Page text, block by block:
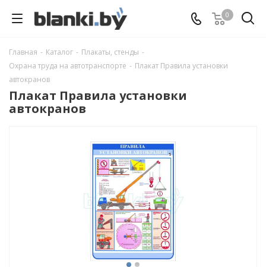
0
Главная - Каталог - Плакаты, стенды -
Охрана труда на автотранспорте - Плакат Правила установки
автокранов
Плакат Правила установки
автокранов